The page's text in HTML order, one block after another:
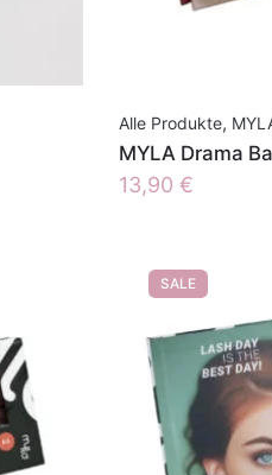
Alle Produkte,
MYLA Drama
13,90 €
SALE